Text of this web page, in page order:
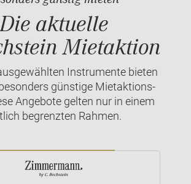
aktuelle
Mietaktion
Instrumente bieten
günstige Mietaktions-
Angebote gelten nur in einem
begrenzten Rahmen.